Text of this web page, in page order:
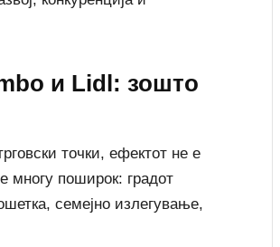
и Lidl: зошто
точки, ефектот не е
многу поширок: градот
семејно излегување,